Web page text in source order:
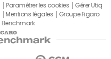
Paramétrer les cookies
Gérer Utiq
Mentions légales
Groupe Figaro
Benchmark